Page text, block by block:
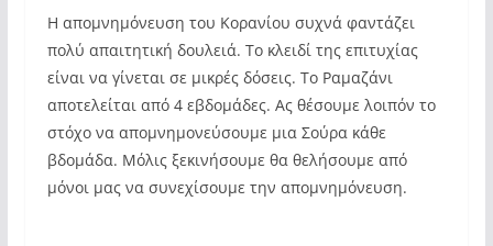
Η απομνημόνευση του Κορανίου συχνά φαντάζει
πολύ απαιτητική δουλειά. Το κλειδί της επιτυχίας
είναι να γίνεται σε μικρές δόσεις. Το Ραμαζάνι
αποτελείται από 4 εβδομάδες. Ας θέσουμε λοιπόν το
στόχο να απομνημονεύσουμε μια Σούρα κάθε
βδομάδα. Μόλις ξεκινήσουμε θα θελήσουμε από
μόνοι μας να συνεχίσουμε την απομνημόνευση.